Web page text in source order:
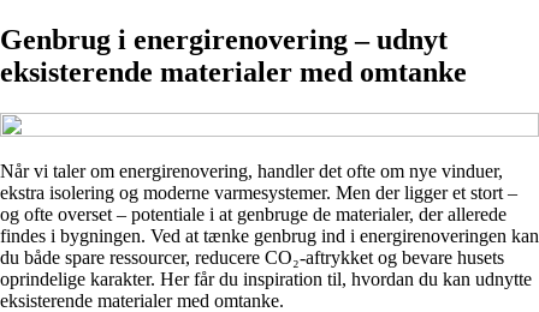
Genbrug i energirenovering – udnyt
eksisterende materialer med omtanke
Når vi taler om energirenovering, handler det ofte om nye vinduer,
ekstra isolering og moderne varmesystemer. Men der ligger et stort –
og ofte overset – potentiale i at genbruge de materialer, der allerede
findes i bygningen. Ved at tænke genbrug ind i energirenoveringen kan
du både spare ressourcer, reducere CO₂-aftrykket og bevare husets
oprindelige karakter. Her får du inspiration til, hvordan du kan udnytte
eksisterende materialer med omtanke.